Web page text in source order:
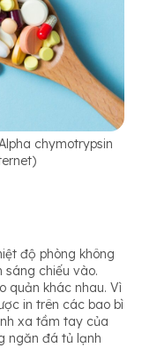
chymotrypsin
độ phòng không
chiếu vào.
quản khác nhau. Vì
in trên các bao bì
xa tầm tay của
ngăn đá tủ lạnh